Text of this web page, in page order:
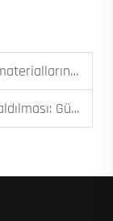
İstifadəsi
Edilən Səmərəlilik Artımı